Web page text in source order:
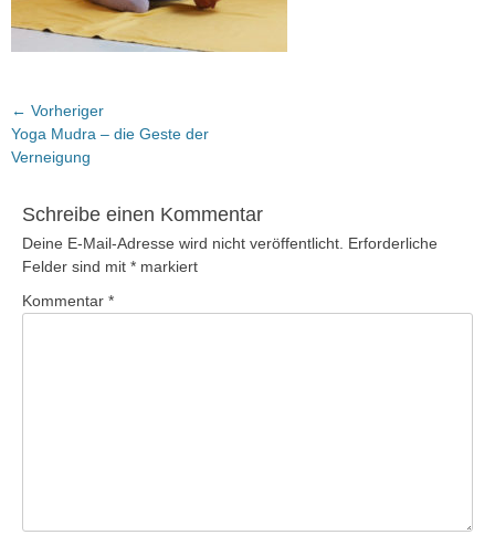
Beitragsnavigation
← Vorheriger
Vorheriger
Beitrag:
Yoga Mudra – die Geste der
Verneigung
Schreibe einen Kommentar
Deine E-Mail-Adresse wird nicht veröffentlicht. Erforderliche
Felder sind mit * markiert
Kommentar *